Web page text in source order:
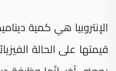
الإنتروبيا هي كمية
قيمتها على الحالة